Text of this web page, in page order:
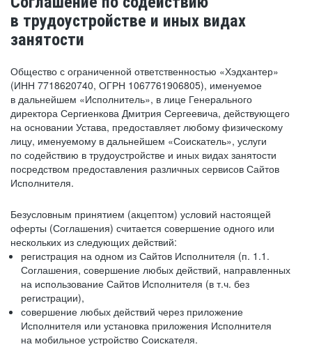
в трудоустройстве и иных видах
занятости
Общество с ограниченной ответственностью «Хэдхантер»
(ИНН 7718620740, ОГРН 1067761906805), именуемое
в дальнейшем «Исполнитель», в лице Генерального
директора Сергиенкова Дмитрия Сергеевича, действующего
на основании Устава, предоставляет любому физическому
лицу, именуемому в дальнейшем «Соискатель», услуги
по содействию в трудоустройстве и иных видах занятости
посредством предоставления различных сервисов Сайтов
Исполнителя.
Безусловным принятием (акцептом) условий настоящей
оферты (Соглашения) считается совершение одного или
нескольких из следующих действий:
регистрация на одном из Сайтов Исполнителя (п. 1.1.
Соглашения, совершение любых действий, направленных
на использование Сайтов Исполнителя (в т.ч. без
регистрации),
совершение любых действий через приложение
Исполнителя или установка приложения Исполнителя
на мобильное устройство Соискателя.